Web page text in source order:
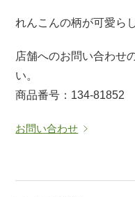
ポット
マグカップ
そば千代口
小抹茶碗
れんこんの柄が可愛ら
店舗へのお問い合わせ
い。
商品番号：134-81852
お問い合わせ